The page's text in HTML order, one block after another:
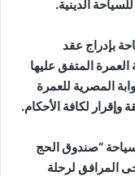
الدينية.
بإدراج عقد
المتفق عليها
المصرية للعمرة
وإقرار لكافة الأحكام.
“صندوق الحج
المرافق لرحلة